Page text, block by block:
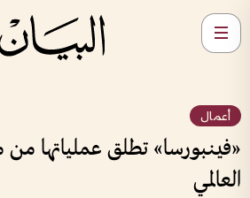
أعمال
«فينبورسا» تطلق عملياتها من
العالمي